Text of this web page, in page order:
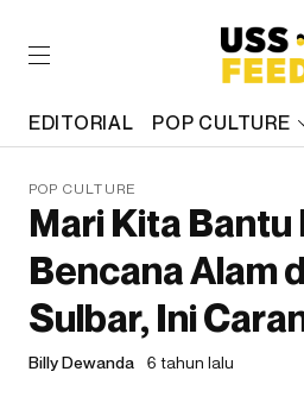
EDITORIAL POP CULTURE
POP CULTURE
Mari Kita Bantu
Bencana Alam
Sulbar, Ini
Billy Dewanda 6 tahun lalu